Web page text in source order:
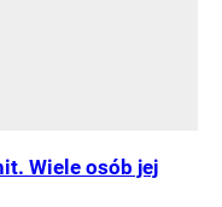
Wiele osób jej